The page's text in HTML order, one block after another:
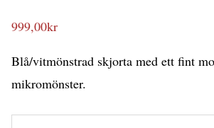
999,00kr
Blå/vitmönstrad skjorta med ett fint
mikromönster.